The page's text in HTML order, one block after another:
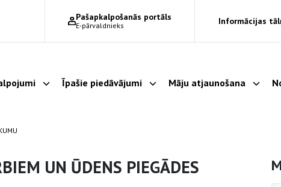
Pašapkalpošanās portāls
E-pārvaldnieks Informācijas
Parādīt apakšizvēlni
Īpašie piedāvājumi Parādīt apakšizvēlni
Māju atjaunošana
UN ŪDENS PIEGĀDES